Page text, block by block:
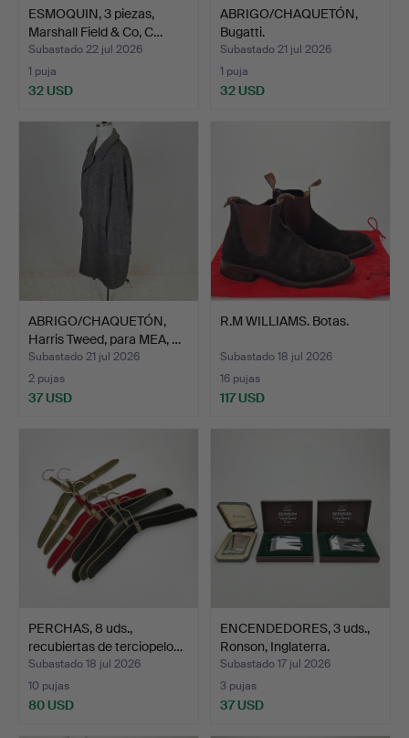
ESMOQUIN, 3 piezas,
Marshall Field & Co, C…
Subastado 22 jul 2026
1 puja
32 USD
ABRIGO/CHAQUETÓN,
Bugatti.
Subastado 21 jul 2026
1 puja
32 USD
ABRIGO/CHAQUETÓN,
Harris Tweed, para MEA, …
Subastado 21 jul 2026
2 pujas
37 USD
R.M WILLIAMS. Botas.
Subastado 18 jul 2026
16 pujas
117 USD
PERCHAS, 8 uds.,
recubiertas de terciopelo…
Subastado 18 jul 2026
10 pujas
80 USD
ENCENDEDORES, 3 uds.,
Ronson, Inglaterra.
Subastado 17 jul 2026
3 pujas
37 USD